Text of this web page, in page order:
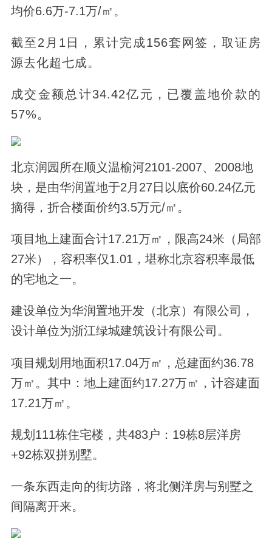
均价6.6万-7.1万/㎡。
截至2月1日，累计完成156套网签，取证房
源去化超七成。
成交金额总计34.42亿元，已覆盖地价款的
57%。
北京润园所在顺义温榆河2101-2007、2008地
块，是由华润置地于2月27日以底价60.24亿元
摘得，折合楼面价约3.5万元/㎡。
项目地上建面合计17.21万㎡，限高24米（局部
27米），容积率仅1.01，堪称北京容积率最低
的宅地之一。
建设单位为华润置地开发（北京）有限公司，
设计单位为浙江绿城建筑设计有限公司。
项目规划用地面积17.04万㎡，总建面约36.78
万㎡。其中：地上建面约17.27万㎡，计容建面
17.21万㎡。
规划111栋住宅楼，共483户：19栋8层洋房
+92栋双拼别墅。
一条东西走向的街坊路，将北侧洋房与别墅之
间隔离开来。